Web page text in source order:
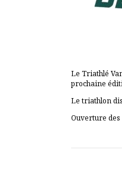
Le Triathlé
prochaine
Le triathlon
Ouverture